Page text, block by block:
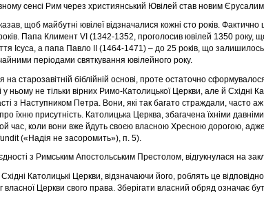
сенсі Рим через християнський Ювілей став новим
щоб майбутні ювілеї відзначалися кожні сто років.
Папа Климент VI (1342-1352, проголосив ювілей 1350 року,
Ісуса, а папа Павло II (1464-1471) – до 25 років, що
періодами святкування ювілейного року.
на старозавітній біблійній основі, проте остаточно
не тільки вірних Римо-Католицької Церкви, але й Східні
з Наступником Петра. Вони, які так багато страждали, часто аж
їхню присутність. Католицька Церква, збагачена їхніми
час, коли вони вже йдуть своєю власною Хресною дорогою, адже
(«Надія не засоромить»), п. 5).
з Римським Апостольським Престолом, відгукнулася на
Католицькі Церкви, відзначаючи його, роблять це
власної Церкви свого права. Зберігати власний обряд означає